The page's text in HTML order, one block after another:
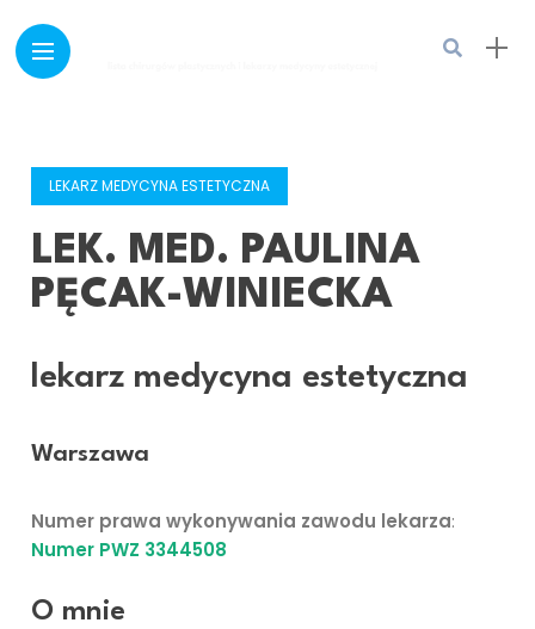
LEKARZ MEDYCYNA ESTETYCZNA
LEK. MED. PAULINA
PĘCAK-WINIECKA
lekarz medycyna estetyczna
Warszawa
Numer prawa wykonywania zawodu lekarza:
Numer PWZ 3344508
O mnie